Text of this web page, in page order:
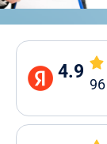
4.9
96